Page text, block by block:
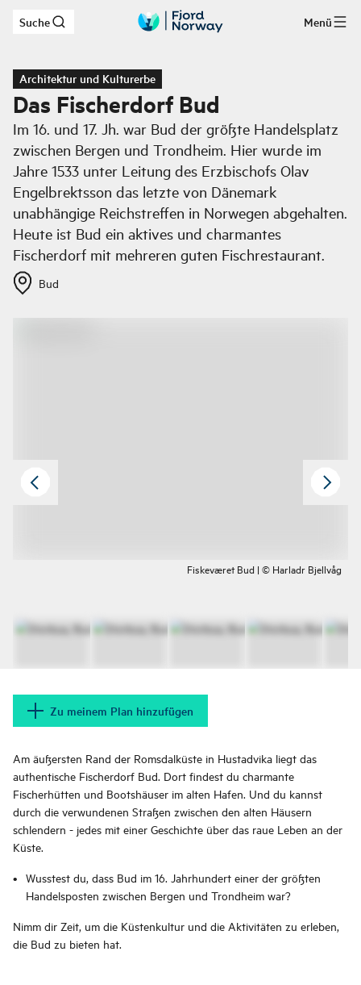
Zum Hauptinhalt
Suche Menü
Architektur und Kulturerbe
Das Fischerdorf Bud
Im 16. und 17. Jh. war Bud der größte Handelsplatz
zwischen Bergen und Trondheim. Hier wurde im
Jahre 1533 unter Leitung des Erzbischofs Olav
Engelbrektsson das letzte von Dänemark
unabhängige Reichstreffen in Norwegen abgehalten.
Heute ist Bud ein aktives und charmantes
Fischerdorf mit mehreren guten Fischrestaurant.
Bud
Fiskeværet Bud | © Harladr Bjellvåg
Zu meinem Plan hinzufügen
Am äußersten Rand der Romsdalküste in Hustadvika liegt das
authentische Fischerdorf Bud. Dort findest du charmante
Fischerhütten und Bootshäuser im alten Hafen. Und du kannst
durch die verwundenen Straßen zwischen den alten Häusern
schlendern - jedes mit einer Geschichte über das raue Leben an der
Küste.
Wusstest du, dass Bud im 16. Jahrhundert einer der größten
Handelsposten zwischen Bergen und Trondheim war?
Nimm dir Zeit, um die Küstenkultur und die Aktivitäten zu erleben,
die Bud zu bieten hat.